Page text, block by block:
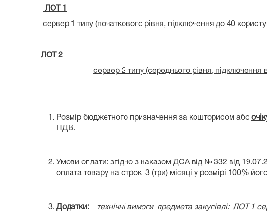
ЛОТ 1
сервер 1 типу (початкового рівня, підключення до 40
ЛОТ 2
сервер 2 типу (середнього рівня, підключення
Розмір бюджетного призначення за кошторисом aбo
ПДВ.
Умови оплати: згідно з наказом ДСА від № 332 від
оплата товару на строк 3 (три) місяці у розмірі 100%
Додатки: технічні вимоги предмета закупівлі: ЛОТ 1